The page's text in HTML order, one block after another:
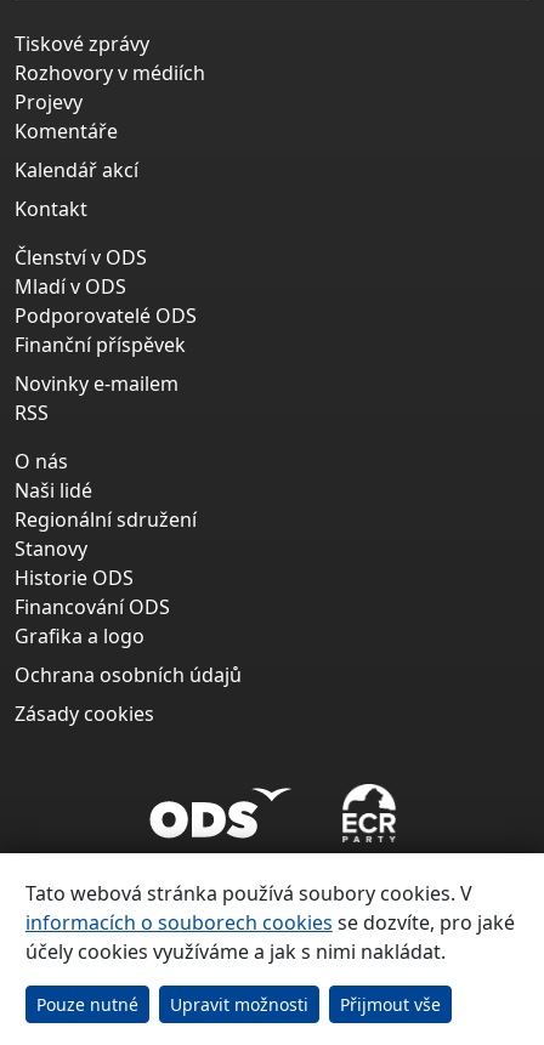
Tiskové zprávy
Rozhovory v médiích
Projevy
Komentáře
Kalendář akcí
Kontakt
Členství v ODS
Mladí v ODS
Podporovatelé ODS
Finanční příspěvek
Novinky e-mailem
RSS
O nás
Naši lidé
Regionální sdružení
Stanovy
Historie ODS
Financování ODS
Grafika a logo
Ochrana osobních údajů
Zásady cookies
Copyright ©
Občanská demokratická strana 1991 – 2026
Tato webová stránka používá soubory cookies. V
informacích o souborech cookies se dozvíte, pro jaké
účely cookies využíváme a jak s nimi nakládat.
Pouze nutné Upravit možnosti Přijmout vše